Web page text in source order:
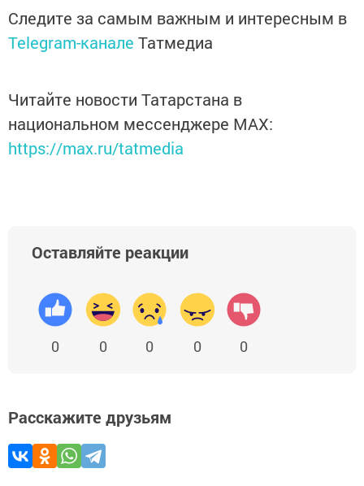
Следите за самым важным и интересным в
Telegram-канале Татмедиа
Читайте новости Татарстана в
национальном мессенджере MАХ:
https://max.ru/tatmedia
Оставляйте реакции
0 0 0 0 0
Расскажите друзьям